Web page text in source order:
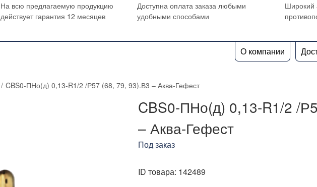
На всю предлагаемую продукцию
действует гарантия 12 месяцев
Доступна оплата заказа любыми
удобными способами
Широкий
О компании
/ CBS0-ПНо(д) 0,13-R1/2 /Р57 (68, 79, 93).В3 – Аква-Гефест
CBS0-ПНо(д) 0,13-R1/2 /
– Аква-Гефест
Под заказ
ID товара: 142489